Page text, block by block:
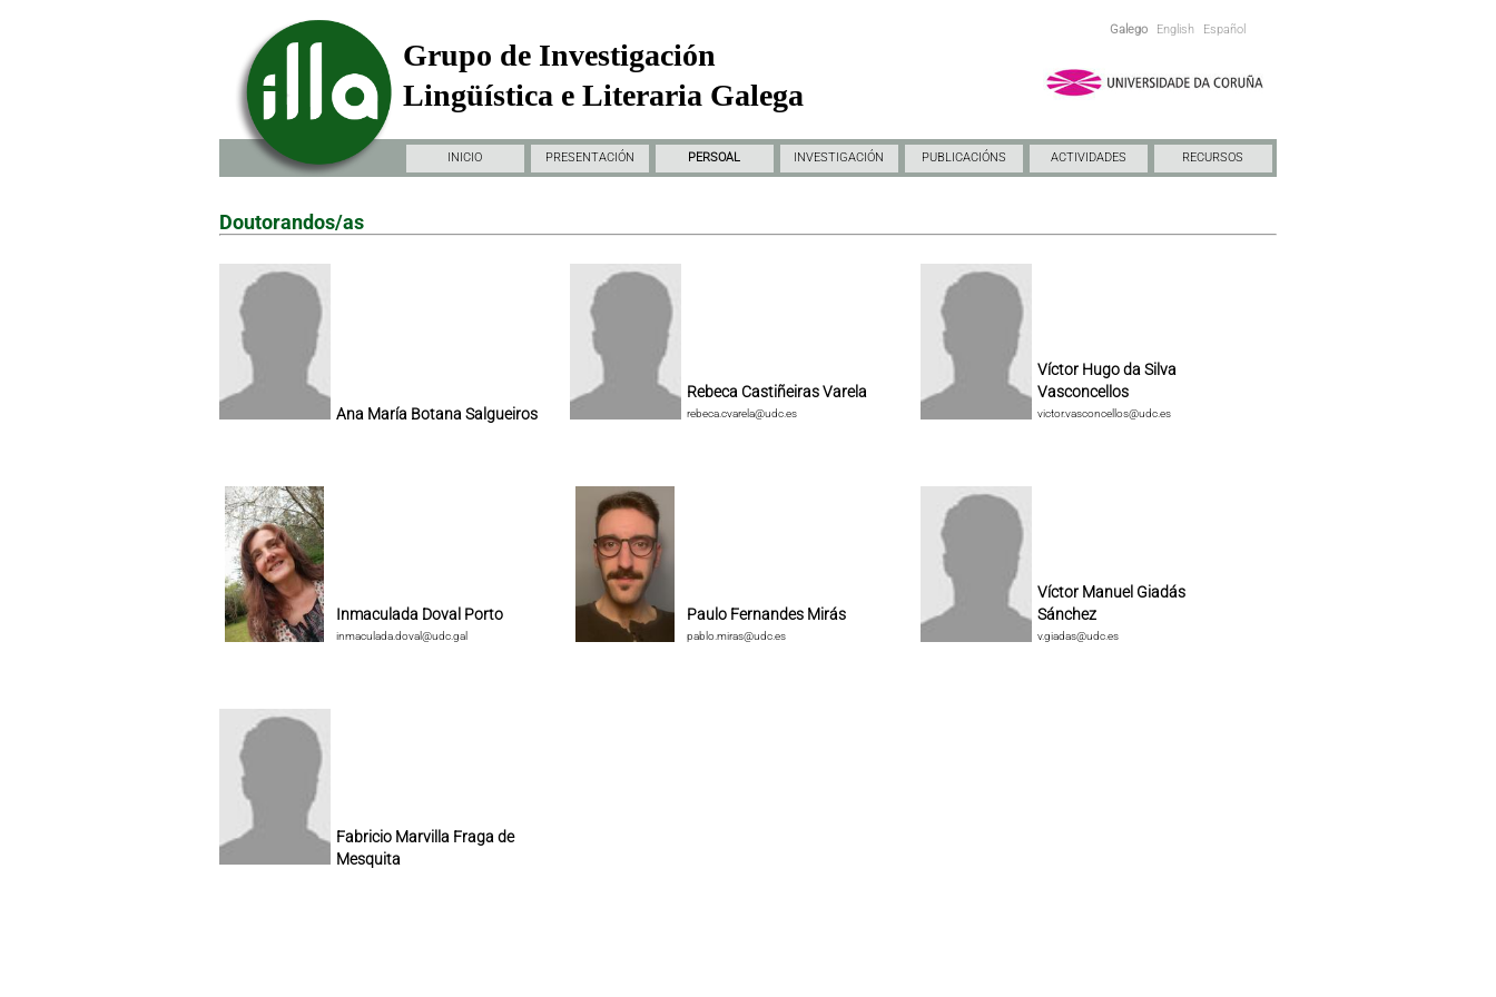
Galego English Español
Grupo de Investigación
Lingüística e Literaria Galega
INICIO PRESENTACIÓN PERSOAL INVESTIGACIÓN PUBLICACIÓNS ACTIVIDADES RECURSOS
Doutorandos/as
Ana María Botana Salgueiros
Rebeca Castiñeiras Varela
rebeca.cvarela@udc.es
Víctor Hugo da Silva
Vasconcellos
victor.vasconcellos@udc.es
Inmaculada Doval Porto
inmaculada.doval@udc.gal
Paulo Fernandes Mirás
pablo.miras@udc.es
Víctor Manuel Giadás
Sánchez
v.giadas@udc.es
Fabricio Marvilla Fraga de
Mesquita